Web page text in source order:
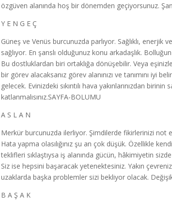
özgüven alanında hoş bir dönemden geçiyorsunuz.
Y E N G E Ç
Güneş ve Venüs burcunuzda parlıyor. Sağlıklı, enerjik
sağlıyor. En şanslı olduğunuz konu arkadaşlık.
Bu dostluklardan biri ortaklığa dönüşebilir. Veya
bir görev alacaksanız görev alanınızı ve tanımını iyi
gelecek. Evinizdeki sıkıntılı hava yakınlarınızdan
katlanmalısınız.SAYFA-BOLUMU
A S L A N
Merkür burcunuzda ilerliyor. Şimdilerde fikirlerinizi not
Hata yapma olasılığınız şu an çok düşük. Özellikle
teklifleri sıklaştıysa iş alanında gücün, hâkimiyetin
Siz ise hepsini başaracak yetenektesiniz. Yakın
uzaklarda başka problemler sizi bekliyor olacak.
B A Ş A K